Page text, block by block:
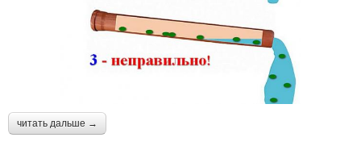
читать дальше →